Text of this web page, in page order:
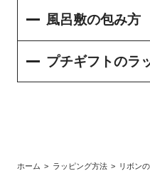
風呂敷の包み方
プチギフトのラ
ホーム ラッピング方法 リボン